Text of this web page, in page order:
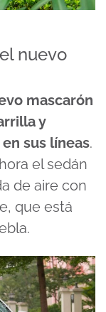
nuevo
mascarón
y
sus líneas.
el sedán
de aire con
que está